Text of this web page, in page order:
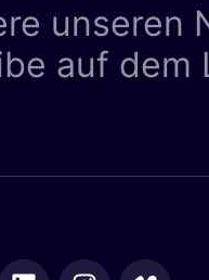
unseren
auf dem